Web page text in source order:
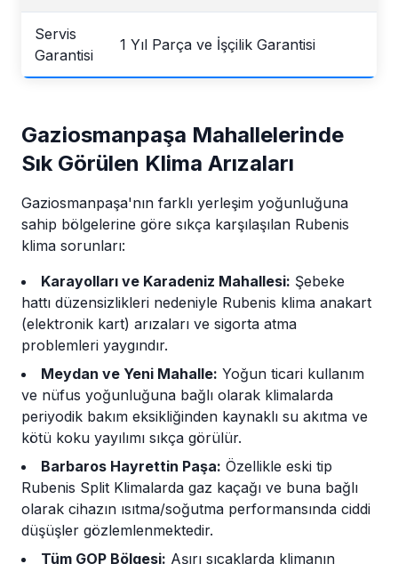
Servis
Garantisi
1 Yıl Parça ve İşçilik Garantisi
Gaziosmanpaşa Mahallelerinde
Sık Görülen Klima Arızaları
Gaziosmanpaşa'nın farklı yerleşim yoğunluğuna
sahip bölgelerine göre sıkça karşılaşılan Rubenis
klima sorunları:
Karayolları ve Karadeniz Mahallesi: Şebeke
hattı düzensizlikleri nedeniyle Rubenis klima anakart
(elektronik kart) arızaları ve sigorta atma
problemleri yaygındır.
Meydan ve Yeni Mahalle: Yoğun ticari kullanım
ve nüfus yoğunluğuna bağlı olarak klimalarda
periyodik bakım eksikliğinden kaynaklı su akıtma ve
kötü koku yayılımı sıkça görülür.
Barbaros Hayrettin Paşa: Özellikle eski tip
Rubenis Split Klimalarda gaz kaçağı ve buna bağlı
olarak cihazın ısıtma/soğutma performansında ciddi
düşüşler gözlemlenmektedir.
Tüm GOP Bölgesi: Aşırı sıcaklarda klimanın